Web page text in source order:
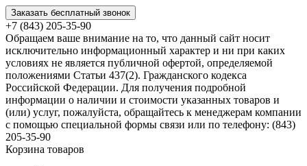
Заказать бесплатный звонок
+7 (843) 205-35-90
Обращаем ваше внимание на то, что данный сайт носит
исключительно информационный характер и ни при каких
условиях не является публичной офертой, определяемой
положениями Статьи 437(2). Гражданского кодекса
Российской Федерации. Для получения подробной
информации о наличии и стоимости указанных товаров и
(или) услуг, пожалуйста, обращайтесь к менеджерам компании
с помощью специальной формы связи или по телефону: (843)
205-35-90
Корзина товаров